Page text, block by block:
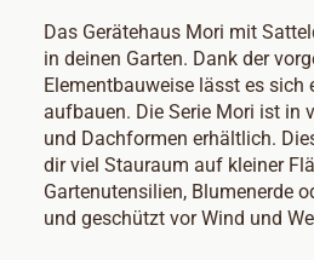
Das Gerätehaus Mori mit
in deinen Garten. Dank der
Elementbauweise lässt es sich
aufbauen. Die Serie Mori ist in
und Dachformen erhältlich.
dir viel Stauraum auf kleiner
Gartenutensilien, Blumenerde
und geschützt vor Wind und